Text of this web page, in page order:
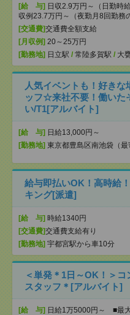
[給 与] 日収2.9万円～（日勤時
収例23.7万円～（夜勤月8回勤務
[交通費]交通費全額支給
[月収例] 20～25万円
[勤務地] 日立駅 / 常陸多賀駅 / 大
人気イベントも！好き
ッフ☆来社不要！働いた
い/T1[アルバイト]
[給 与] 日給13,000円～
[勤務地] 東京都豊島区南池袋（最
給与即払いOK！高時給
キング[派遣]
[給 与] 時給1340円
[交通費]交通費支給有り
[勤務地] 宇都宮駅から車10分
＜単発＊1日～OK！＞
スタッフ＊[アルバイト]
[給 与] 日給1万5000円～ ■最